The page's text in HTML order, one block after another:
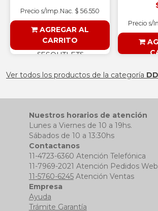
Precio s/Imp.Nac. $ 56.550
AGREGAR AL
CARRITO
§ESOUTLET§
Precio s/
Ver todos los productos de la categoría
Nuestros horarios de atención
Lunes a Viernes de 10 a 19hs.
Sábados de 10 a 13:30hs
Contactanos
11-4723-6360 Atención Telefónica
11-7969-2021 Atención Pedidos Web
11-5760-6245Atención Ventas
Empresa
Ayuda
Trámite Garantía